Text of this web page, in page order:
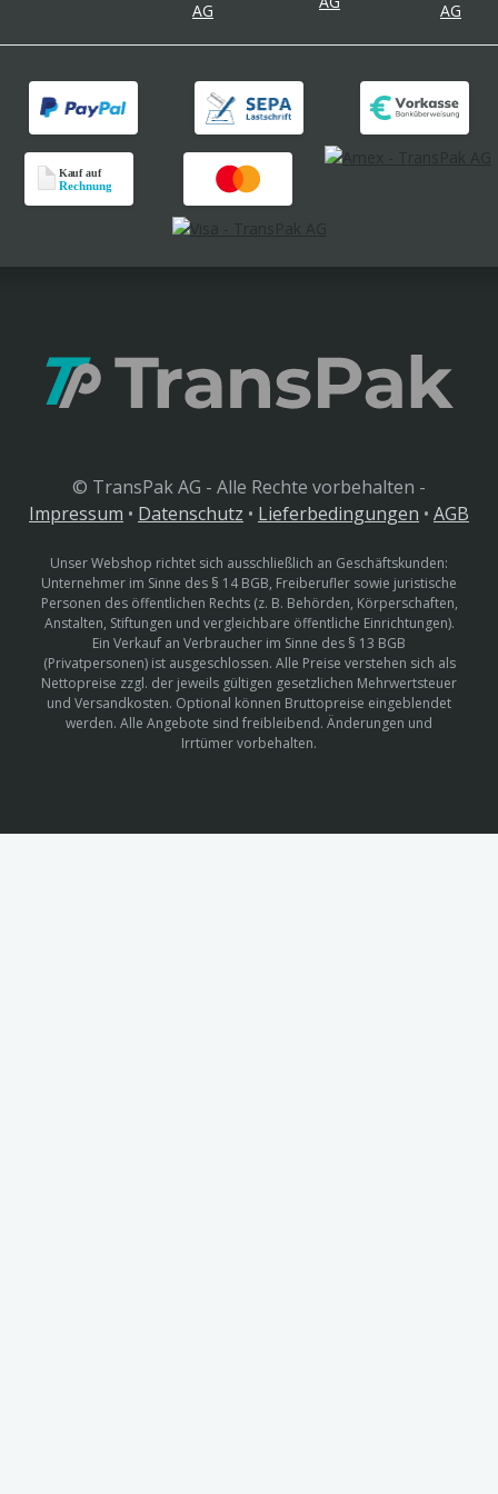
© TransPak AG - Alle Rechte vorbehalten -
Impressum • Datenschutz • Lieferbedingungen • AGB
Unser Webshop richtet sich ausschließlich an Geschäftskunden:
Unternehmer im Sinne des § 14 BGB, Freiberufler sowie juristische
Personen des öffentlichen Rechts (z. B. Behörden, Körperschaften,
Anstalten, Stiftungen und vergleichbare öffentliche Einrichtungen).
Ein Verkauf an Verbraucher im Sinne des § 13 BGB
(Privatpersonen) ist ausgeschlossen. Alle Preise verstehen sich als
Nettopreise zzgl. der jeweils gültigen gesetzlichen Mehrwertsteuer
und Versandkosten. Optional können Bruttopreise eingeblendet
werden. Alle Angebote sind freibleibend. Änderungen und
Irrtümer vorbehalten.